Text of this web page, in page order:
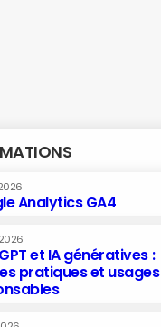
Analytics GA4
et IA génératives :
pratiques et usages